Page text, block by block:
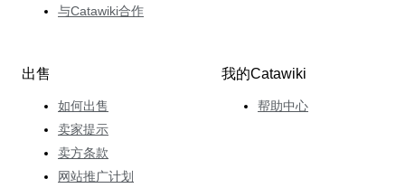
与Catawiki合作
出售
如何出售
卖家提示
卖方条款
网站推广计划
我的Catawiki
帮助中心